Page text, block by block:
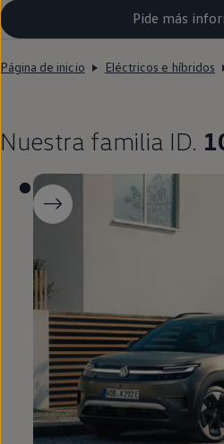
Pide más
Página de inicio Eléctricos e híbridos
Nuestra familia ID.